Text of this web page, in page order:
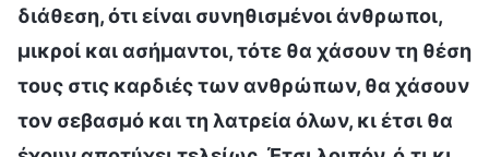
διάθεση, ότι είναι συνηθισμένοι άνθρωποι,
μικροί και ασήμαντοι, τότε θα χάσουν τη θέση
τους στις καρδιές των ανθρώπων, θα χάσουν
τον σεβασμό και τη λατρεία όλων, κι έτσι θα